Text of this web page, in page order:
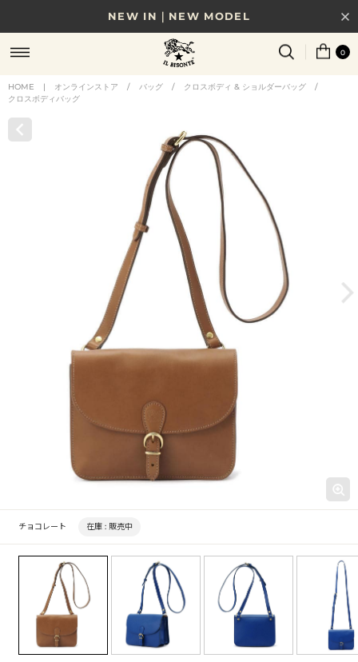
NEW IN｜NEW MODEL
8/17(月)10時まで｜税込11,000円以上で送料無料
贈る相手やシーンから選べる、新しいギフトガイド
0
HOME | オンラインストア / バッグ / クロスボディ & ショルダーバッグ
/
クロスボディバッグ
チョコレート 在庫 : 販売中